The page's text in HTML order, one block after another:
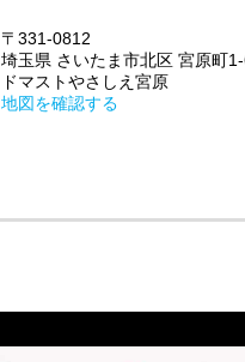
〒331-0812
埼玉県 さいたま市北区 宮原町
ドマストやさしえ宮原
地図を確認する